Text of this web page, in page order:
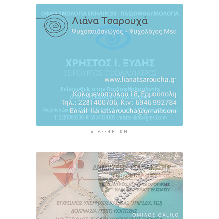
5 ώρες 51 λεπτά πρίν
Φωταγώγηση του Δημαρχείου σήμερα 7
Αυγούστου
Ο Διεθνής Μαραθώνιος Ρόδου και η TUI
συνεχίζουν την εξαιρετικά επιτυχημένη
συνεργασία έως το 2030
6 ώρες 27 λεπτά πρίν
ΔΙΑΦΉΜΙΣΗ